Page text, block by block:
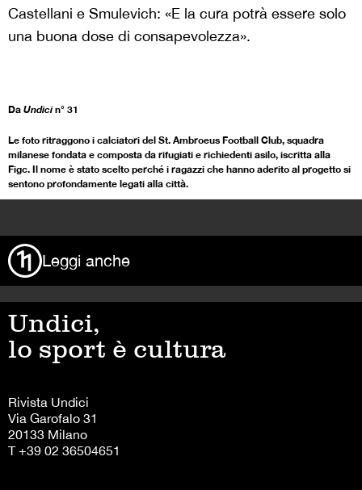
Castellani e Smulevich: «E la cura potrà essere solo
una buona dose di consapevolezza».
Da Undicin° 31
Le foto ritraggono i calciatori del St. Ambroeus Football Club, squadra
milanese fondata e composta da rifugiati e richiedenti asilo, iscritta alla
Figc. Il nome è stato scelto perché i ragazzi che hanno aderito al progetto si
sentono profondamente legati alla città.
Leggi anche
Undici,
lo sport è cultura
Rivista Undici
Via Garofalo 31
20133 Milano
T +39 02 36504651